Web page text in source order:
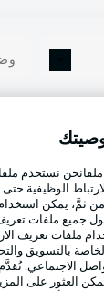
تسجيل الدخول
نستخدم
الوظيفية حتى
ثمَّ، يمكن
جميع ملفات
ملفات تعريف
بالتسويق
الاجتماعي.
العثور على